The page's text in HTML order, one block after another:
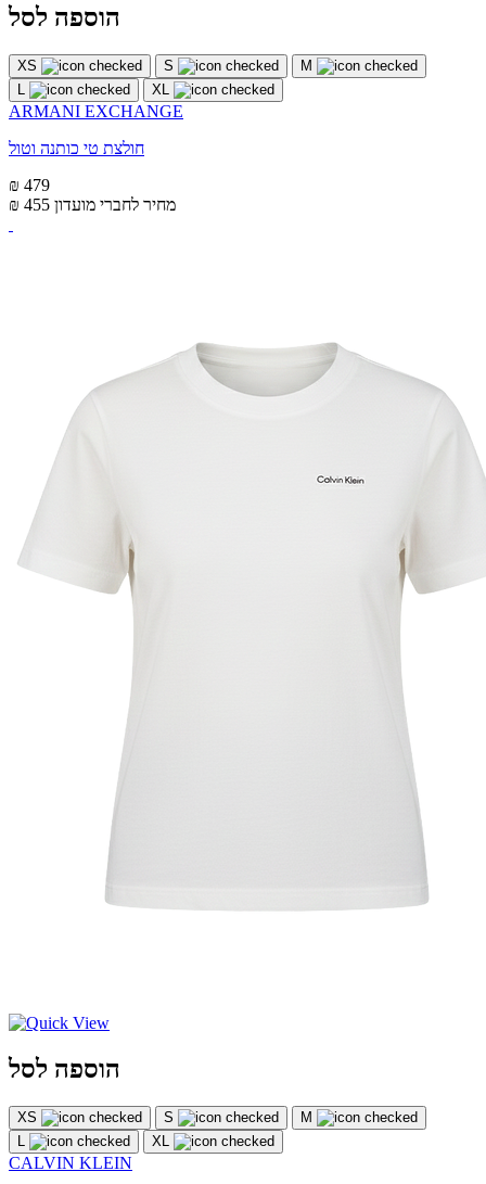
הוספה לסל
XS S
M
L
XL
ARMANI EXCHANGE
חולצת טי כותנה וטול
₪ 479
₪ 455 מחיר לחברי מועדון
הוספה לסל
XS S
M
XL
CALVIN KLEIN